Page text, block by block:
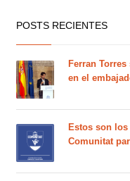
POSTS RECIENTES
Ferran
en el
Estos son
Comunitat